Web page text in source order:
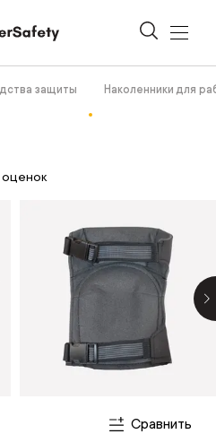
защиты Наколенники для
оценок
Сравнить